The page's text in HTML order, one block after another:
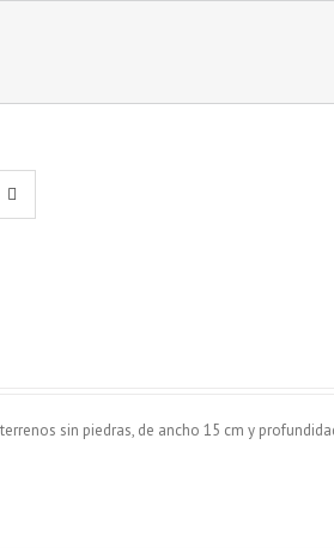
sin piedras, de ancho 15 cm y